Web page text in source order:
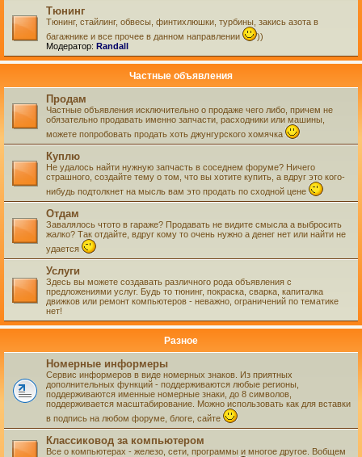
Тюнинг
Тюнинг, стайлинг, обвесы, финтихлюшки, турбины, закись азота в
багажнике и все прочее в данном направлении
))
Модератор: Randall
Частные объявления
Продам
Частные объявления исключительно о продаже чего либо, причем не
обязательно продавать именно запчасти, расходники или машины,
можете попробовать продать хоть джунгурского хомячка
Куплю
Не удалось найти нужную запчасть в соседнем форуме? Ничего
страшного, создайте тему о том, что вы хотите купить, а вдруг это кого-
нибудь подтолкнет на мысль вам это продать по сходной цене
Отдам
Завалялось чтото в гараже? Продавать не видите смысла а выбросить
жалко? Так отдайте, вдруг кому то очень нужно а денег нет или найти не
удается
Услуги
Здесь вы можете создавать различного рода объявления с
предложениями услуг. Будь то тюнинг, покраска, сварка, капиталка
движков или ремонт компьютеров - неважно, ограничений по тематике
нет!
Разное
Номерные информеры
Сервис информеров в виде номерных знаков. Из приятных
дополнительных функций - поддерживаются любые регионы,
поддерживаются именные номерные знаки, до 8 символов,
поддерживается масштабирование. Можно использовать как для вставки
в подпись на любом форуме, блоге, сайте
Классиковод за компьютером
Все о компьютерах - железо, сети, программы и многое другое. Вобщем